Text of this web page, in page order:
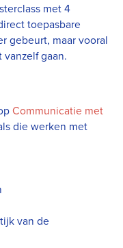
met 4
toepasbare
gebeurt, maar vooral
gaan.
Communicatie met
die werken met
van de